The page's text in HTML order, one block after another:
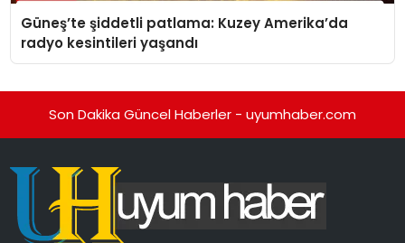
Güneş’te şiddetli patlama: Kuzey Amerika’da
radyo kesintileri yaşandı
Son Dakika Güncel Haberler - uyumhaber.com